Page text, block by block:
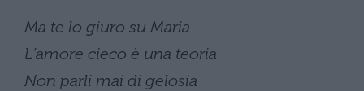
Ma te lo giuro su Maria
L’amore cieco è una teoria
Non parli mai di gelosia